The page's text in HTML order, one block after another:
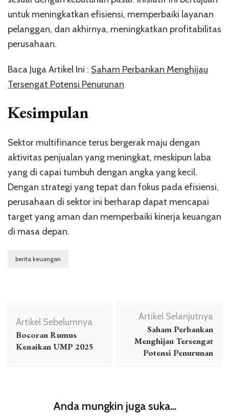
untuk meningkatkan efisiensi, memperbaiki layanan
pelanggan, dan akhirnya, meningkatkan profitabilitas
perusahaan.
Baca Juga Artikel Ini : Saham Perbankan Menghijau
Tersengat Potensi Penurunan
Kesimpulan
Sektor multifinance terus bergerak maju dengan
aktivitas penjualan yang meningkat, meskipun laba
yang di capai tumbuh dengan angka yang kecil.
Dengan strategi yang tepat dan fokus pada efisiensi,
perusahaan di sektor ini berharap dapat mencapai
target yang aman dan memperbaiki kinerja keuangan
di masa depan.
berita keuangan
Artikel
Artikel Sebelumnya
Bocoran Rumus
Kenaikan UMP 2025
Artikel Selanjutnya
Saham Perbankan
Menghijau Tersengat
Potensi Penurunan
Anda mungkin juga suka...